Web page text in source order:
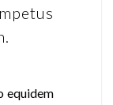
equidem